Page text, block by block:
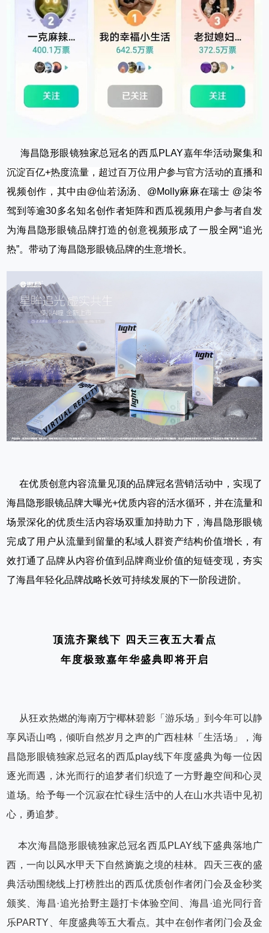
海昌隐形眼镜独家总冠名的西瓜PLAY嘉年华活动聚集和
沉淀百亿+热度流量，超过百万位用户参与官方活动的直播和
视频创作，其中由@仙若汤汤、@Molly麻麻在瑞士 @柒爷
驾到等逾30多名知名创作者矩阵和西瓜视频用户参与者自发
为海昌隐形眼镜品牌打造的创意视频形成了一股全网“追光
热”。带动了海昌隐形眼镜品牌的生意增长。
在优质创意内容流量见顶的品牌冠名营销活动中，实现了
海昌隐形眼镜品牌大曝光+优质内容的活水循环，并在流量和
场景深化的优质生活内容场双重加持助力下，海昌隐形眼镜
完成了用户从流量到留量的私域人群资产结构价值增长，有
效打通了品牌从内容价值到品牌商业价值的短链变现，夯实
了海昌年轻化品牌战略长效可持续发展的下一阶段进阶。
顶流齐聚线下 四天三夜五大看点
年度极致嘉年华盛典即将开启
从狂欢热燃的海南万宁椰林碧影「游乐场」到今年可以静
享风语山鸣，倾听自然岁月之声的广西桂林「生活场」，海
昌隐形眼镜独家总冠名的西瓜play线下年度盛典为每一位因
逐光而遇，沐光而行的追梦者们织造了一方野趣空间和心灵
道场。给予每一个沉寂在忙碌生活中的人在山水共语中见初
心，勇追梦。
本次海昌隐形眼镜独家总冠名西瓜PLAY线下盛典落地广
西，一向以风水甲天下自然旖旎之境的桂林。四天三夜的盛
典活动围绕线上打榜胜出的西瓜优质创作者闭门会及金秒奖
颁奖、海昌·追光拾野主题打卡体验空间、海昌·追光同行音
乐PARTY、年度盛典等五大看点。其中在创作者闭门会及金